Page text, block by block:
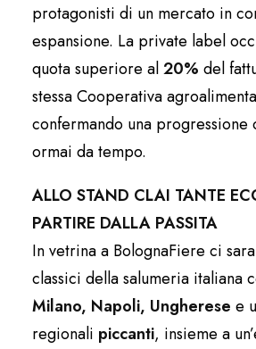
protagonisti di un mercato in
espansione. La private label
quota superiore al20% del
stessa Cooperativa
confermando una progressione
ormai da tempo.
ALLO STAND CLAI TANTE
PARTIRE DALLA PASSITA
In vetrina a BolognaFiere ci
classici della salumeria italiana
Milano, Napoli, Ungherese e
regionali piccanti, insieme a